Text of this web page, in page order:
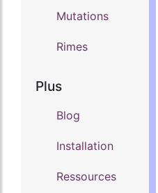
Mutations
Rimes
Plus
Blog
Installation
Ressources